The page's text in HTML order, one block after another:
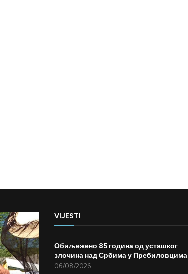
VIJESTI
Обиљежено 85 година од усташког
злочина над Србима у Пребиловцима
06/08/2026